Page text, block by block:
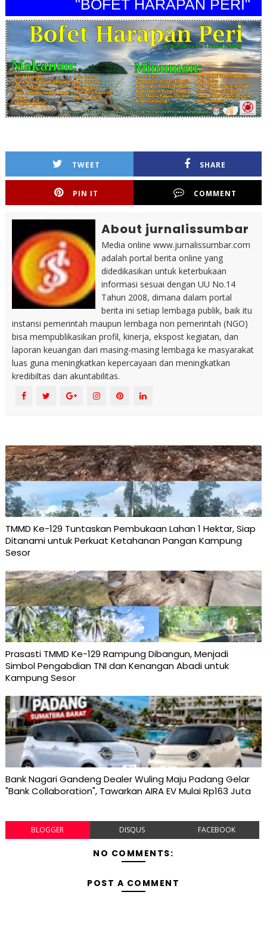
"BOFET HARAPAN PERI"
TWEET SHARE
PIN IT COMMENT
About jurnalissumbar
Media online www.jurnalissumbar.com
adalah portal berita online yang
didedikasikan untuk keterbukaan
informasi sesuai dengan UU No.14
Tahun 2008, dimana dalam portal
berita ini setiap lembaga publik, baik itu
instansi pemerintah maupun lembaga non pemerintah (NGO)
bisa mempublikasikan profil, kinerja, ekspost kegiatan, dan
laporan keuangan dari masing-masing lembaga ke masyarakat
luas guna meningkatkan kepercayaan dan meningkatkan
kredibiltas dan akuntabilitas.
TMMD Ke-129 Tuntaskan Pembukaan Lahan 1 Hektar, Siap
Ditanami untuk Perkuat Ketahanan Pangan Kampung
Sesor
Prasasti TMMD Ke-129 Rampung Dibangun, Menjadi
Simbol Pengabdian TNI dan Kenangan Abadi untuk
Kampung Sesor
Bank Nagari Gandeng Dealer Wuling Maju Padang Gelar
"Bank Collaboration", Tawarkan AIRA EV Mulai Rp163 Juta
BLOGGER DISQUS FACEBOOK
NO COMMENTS:
POST A COMMENT